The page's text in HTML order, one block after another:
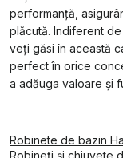
performanță,
plăcută. Indiferent
veți găsi în această
perfect în orice
a adăuga valoare și
Robinete de bazin
Robineți și chiuvete